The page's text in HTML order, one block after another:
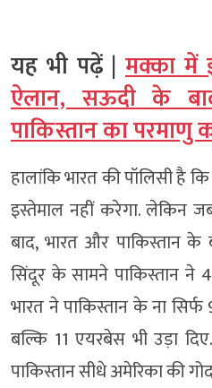
यह भी पढ़ें | मक्का में
ऐलान, सऊदी के
पाकिस्तान का परमाणु
हालांकि भारत की पॉलिसी है
इस्तेमाल नहीं करेगा.
बाद, भारत और पाकिस्तान
सिंदूर के सामने पाकिस्तान ने
भारत ने पाकिस्तान के ना
बल्कि 11 एयरबेस भी उड़ा
पाकिस्तान सीधे अमेरिका की